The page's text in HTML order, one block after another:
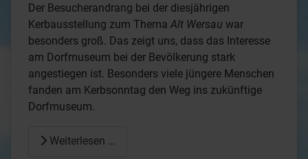
Der Besucherandrang bei der diesjährigen
Kerbausstellung zum Thema Alt Wersau war
besonders groß. Das zeigt uns, dass das Interesse
am Dorfmuseum bei der Bevölkerung stark
angestiegen ist. Besonders viele jüngere Menschen
fanden am Kerbsonntag den Weg ins zukünftige
Dorfmuseum.
Weiterlesen …